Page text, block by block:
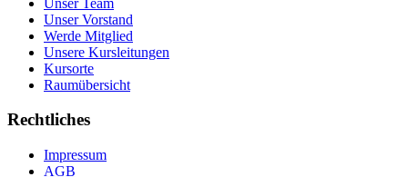
Unser Vorstand
Werde Mitglied
Unsere Kursleitungen
Kursorte
Raumübersicht
Rechtliches
Impressum
AGB